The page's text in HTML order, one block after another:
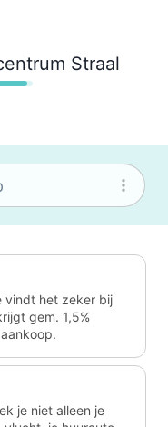
Straal
vindt het zeker bij
gem. 1,5%
je niet alleen je